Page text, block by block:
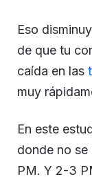
Eso
de que tu
caída en las
muy
En este
donde no se
PM. Y 2-3